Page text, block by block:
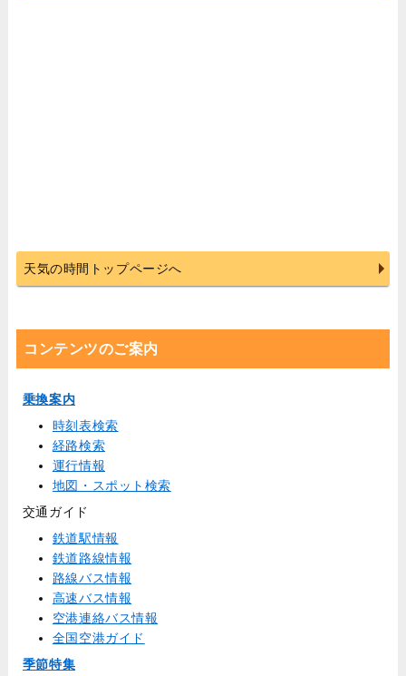
天気の時間トップページへ
コンテンツのご案内
乗換案内
時刻表検索
経路検索
運行情報
地図・スポット検索
交通ガイド
鉄道駅情報
鉄道路線情報
路線バス情報
高速バス情報
空港連絡バス情報
全国空港ガイド
季節特集